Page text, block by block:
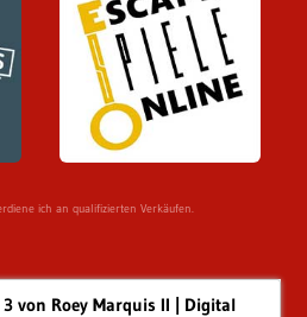
ich an qualifizierten Verkäufen.
von Roey Marquis II | Digital